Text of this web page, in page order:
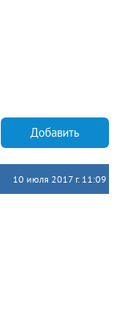
Добавить
10 июля 2017 г. 11:09